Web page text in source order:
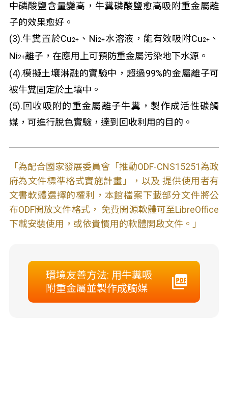
中磷酸鹽含量變高，牛糞磷酸鹽愈高吸附重金屬離
子的效果愈好。
(3).牛糞置於Cu2+ 、Ni2+水溶液，能有效吸附Cu2+、
Ni2+離子，在應用上可預防重金屬污染地下水源。
(4).模擬土壤淋融的實驗中，超過99%的金屬離子可
被牛糞固定於土壤中。
(5).回收吸附的重金屬離子牛糞，製作成活性碳觸
媒，可進行脫色實驗，達到回收利用的目的。
「為配合國家發展委員會「推動ODF-CNS15251為政
府為文件標準格式實施計畫」，以及 提供使用者有
文書軟體選擇的權利，本館檔案下載部分文件將公
布ODF開放文件格式， 免費開源軟體可至LibreOffice
下載安裝使用，或依貴慣用的軟體開啟文件。」
環境友善方法: 用牛糞吸
附重金屬並製作成觸媒